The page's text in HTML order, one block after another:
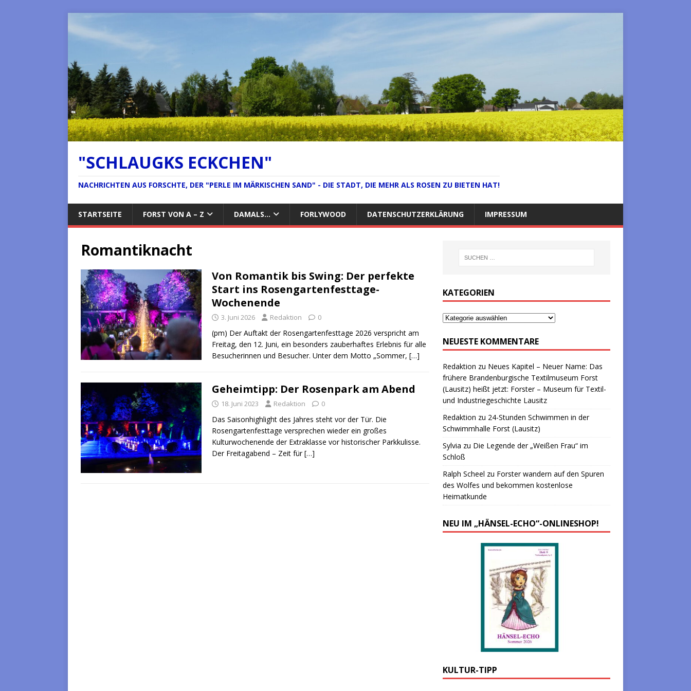
"SCHLAUGKS ECKCHEN"
NACHRICHTEN AUS FORSCHTE, DER "PERLE IM MÄRKISCHEN SAND" - DIE STADT, DIE MEHR ALS ROSEN ZU BIETEN HAT!
STARTSEITE FORST VON A – Z DAMALS… FORLYWOOD DATENSCHUTZERKLÄRUNG IMPRESSUM
Romantiknacht
Von Romantik bis Swing: Der perfekte
Start ins Rosengartenfesttage-
Wochenende
3. Juni 2026 Redaktion 0
(pm) Der Auftakt der Rosengartenfesttage 2026 verspricht am
Freitag, den 12. Juni, ein besonders zauberhaftes Erlebnis für alle
Besucherinnen und Besucher. Unter dem Motto „Sommer, […]
Geheimtipp: Der Rosenpark am Abend
18. Juni 2023 Redaktion 0
Das Saisonhighlight des Jahres steht vor der Tür. Die
Rosengartenfesttage versprechen wieder ein großes
Kulturwochenende der Extraklasse vor historischer Parkkulisse.
Der Freitagabend – Zeit für[…]
KATEGORIEN
NEUESTE KOMMENTARE
Redaktion zu Neues Kapitel – Neuer Name: Das
frühere Brandenburgische Textilmuseum Forst
(Lausitz) heißt jetzt: Forster – Museum für Textil-
und Industriegeschichte Lausitz
Redaktion zu 24-Stunden Schwimmen in der
Schwimmhalle Forst (Lausitz)
Sylvia zu Die Legende der „Weißen Frau“ im
Schloß
Ralph Scheel zu Forster wandern auf den Spuren
des Wolfes und bekommen kostenlose
Heimatkunde
NEU IM „HÄNSEL-ECHO“-ONLINESHOP!
KULTUR-TIPP